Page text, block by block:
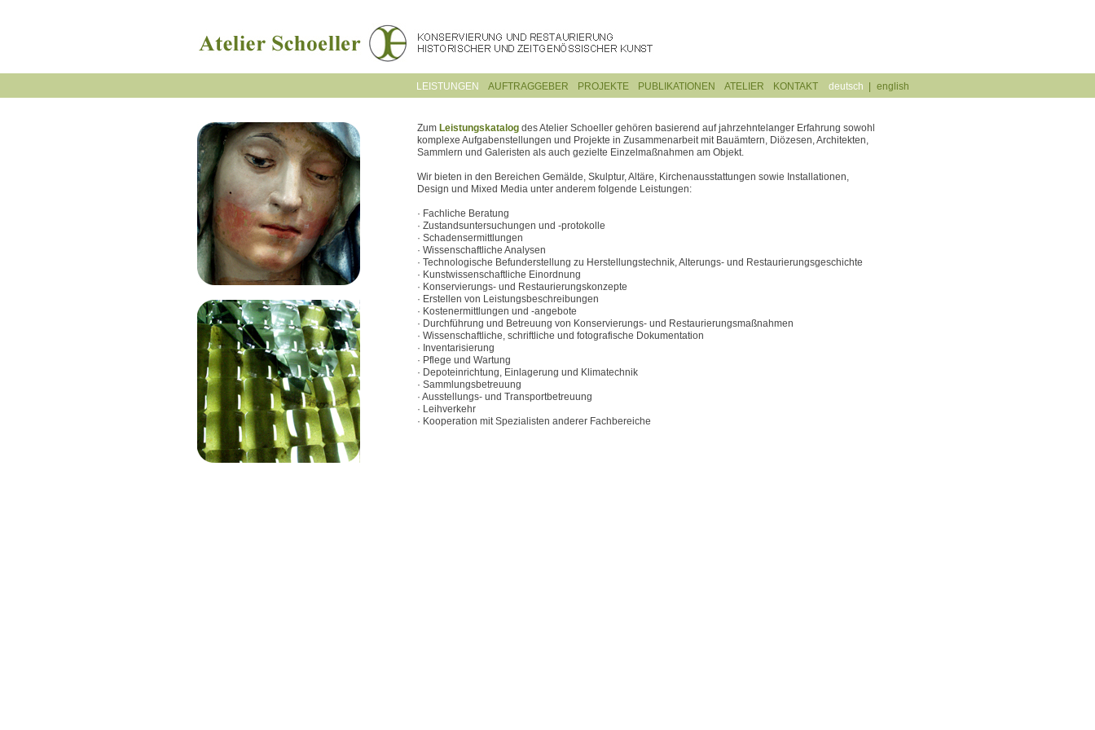
LEISTUNGEN AUFTRAGGEBER PROJEKTE PUBLIKATIONEN ATELIER KONTAKT deutsch english
Zum Leistungskatalog des Atelier Schoeller gehören basierend auf jahrzehntelanger Erfahrung sowohl
komplexe Aufgabenstellungen und Projekte in Zusammenarbeit mit Bauämtern, Diözesen, Architekten,
Sammlern und Galeristen als auch gezielte Einzelmaßnahmen am Objekt.
Wir bieten in den Bereichen Gemälde, Skulptur, Altäre, Kirchenausstattungen sowie Installationen,
Design und Mixed Media unter anderem folgende Leistungen:
· Fachliche Beratung
· Zustandsuntersuchungen und -protokolle
· Schadensermittlungen
· Wissenschaftliche Analysen
· Technologische Befunderstellung zu Herstellungstechnik, Alterungs- und Restaurierungsgeschichte
· Kunstwissenschaftliche Einordnung
· Konservierungs- und Restaurierungskonzepte
· Erstellen von Leistungsbeschreibungen
· Kostenermittlungen und -angebote
· Durchführung und Betreuung von Konservierungs- und Restaurierungsmaßnahmen
· Wissenschaftliche, schriftliche und fotografische Dokumentation
· Inventarisierung
· Pflege und Wartung
· Depoteinrichtung, Einlagerung und Klimatechnik
· Sammlungsbetreuung
· Ausstellungs- und Transportbetreuung
· Leihverkehr
· Kooperation mit Spezialisten anderer Fachbereiche